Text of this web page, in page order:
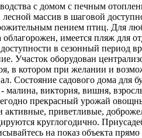
с домом с печным
массив в шаговой
пением птиц. Для
имеется пляж для
в сезонный
Участок оборудован
в котором при желании и
Состояние садового дома
малина, виктория, вишня,
прекрасный урожай
приветливые,
круглогодично.
на показ объекта